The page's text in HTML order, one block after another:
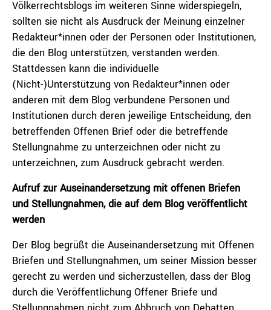
Völkerrechtsblogs im weiteren Sinne widerspiegeln,
sollten sie nicht als Ausdruck der Meinung einzelner
Redakteur*innen oder der Personen oder Institutionen,
die den Blog unterstützen, verstanden werden.
Stattdessen kann die individuelle
(Nicht-)Unterstützung von Redakteur*innen oder
anderen mit dem Blog verbundene Personen und
Institutionen durch deren jeweilige Entscheidung, den
betreffenden Offenen Brief oder die betreffende
Stellungnahme zu unterzeichnen oder nicht zu
unterzeichnen, zum Ausdruck gebracht werden.
Aufruf zur Auseinandersetzung mit offenen Briefen
und Stellungnahmen, die auf dem Blog veröffentlicht
werden
Der Blog begrüßt die Auseinandersetzung mit Offenen
Briefen und Stellungnahmen, um seiner Mission besser
gerecht zu werden und sicherzustellen, dass der Blog
durch die Veröffentlichung Offener Briefe und